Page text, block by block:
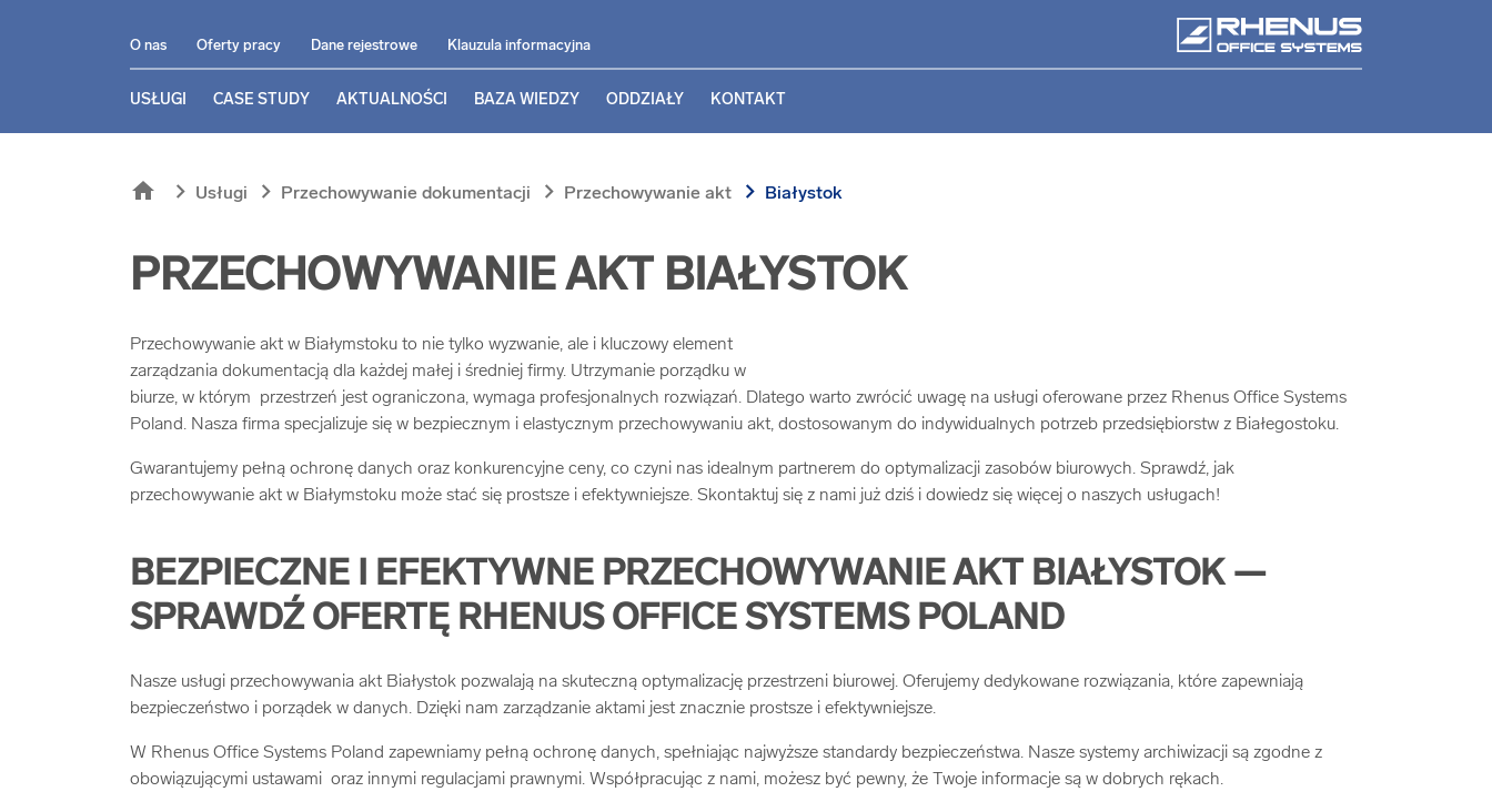
O nas Oferty pracy Dane rejestrowe Klauzula informacyjna
USŁUGI CASE STUDY AKTUALNOŚCI BAZA WIEDZY ODDZIAŁY KONTAKT
home chevron_right Usługi chevron_right Przechowywanie dokumentacji chevron_right Przechowywanie akt chevron_right Białystok
PRZECHOWYWANIE AKT BIAŁYSTOK
Przechowywanie akt w Białymstoku to nie tylko wyzwanie, ale i kluczowy element
zarządzania dokumentacją dla każdej małej i średniej firmy. Utrzymanie porządku w
biurze, w którym przestrzeń jest ograniczona, wymaga profesjonalnych rozwiązań. Dlatego warto zwrócić uwagę na usługi oferowane przez Rhenus Office Systems
Poland. Nasza firma specjalizuje się w bezpiecznym i elastycznym przechowywaniu akt, dostosowanym do indywidualnych potrzeb przedsiębiorstw z Białegostoku.
Gwarantujemy pełną ochronę danych oraz konkurencyjne ceny, co czyni nas idealnym partnerem do optymalizacji zasobów biurowych. Sprawdź, jak
przechowywanie akt w Białymstoku może stać się prostsze i efektywniejsze. Skontaktuj się z nami już dziś i dowiedz się więcej o naszych usługach!
BEZPIECZNE I EFEKTYWNE PRZECHOWYWANIE AKT BIAŁYSTOK —
SPRAWDŹ OFERTĘ RHENUS OFFICE SYSTEMS POLAND
Nasze usługi przechowywania akt Białystok pozwalają na skuteczną optymalizację przestrzeni biurowej. Oferujemy dedykowane rozwiązania, które zapewniają
bezpieczeństwo i porządek w danych. Dzięki nam zarządzanie aktami jest znacznie prostsze i efektywniejsze.
W Rhenus Office Systems Poland zapewniamy pełną ochronę danych, spełniając najwyższe standardy bezpieczeństwa. Nasze systemy archiwizacji są zgodne z
obowiązującymi ustawami oraz innymi regulacjami prawnymi. Współpracując z nami, możesz być pewny, że Twoje informacje są w dobrych rękach.